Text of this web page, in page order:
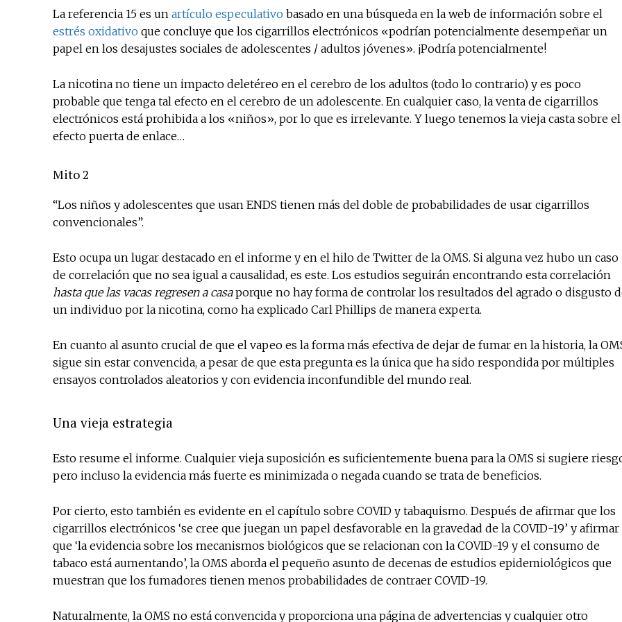
La referencia 15 es un artículo especulativo basado en una búsqueda en la web de información sobre el
estrés oxidativo que concluye que los cigarrillos electrónicos «podrían potencialmente desempeñar un
papel en los desajustes sociales de adolescentes / adultos jóvenes». ¡Podría potencialmente!
La nicotina no tiene un impacto deletéreo en el cerebro de los adultos (todo lo contrario) y es poco
probable que tenga tal efecto en el cerebro de un adolescente. En cualquier caso, la venta de cigarrillos
electrónicos está prohibida a los «niños», por lo que es irrelevante. Y luego tenemos la vieja casta sobre el
efecto puerta de enlace…
Mito 2
“Los niños y adolescentes que usan ENDS tienen más del doble de probabilidades de usar cigarrillos
convencionales”.
Esto ocupa un lugar destacado en el informe y en el hilo de Twitter de la OMS. Si alguna vez hubo un caso
de correlación que no sea igual a causalidad, es este. Los estudios seguirán encontrando esta correlación
hasta que las vacas regresen a casaporque no hay forma de controlar los resultados del agrado o disgusto
un individuo por la nicotina, como ha explicado Carl Phillips de manera experta.
En cuanto al asunto crucial de que el vapeo es la forma más efectiva de dejar de fumar en la historia, la
sigue sin estar convencida, a pesar de que esta pregunta es la única que ha sido respondida por múltiples
ensayos controlados aleatorios y con evidencia inconfundible del mundo real.
Una vieja estrategia
Esto resume el informe. Cualquier vieja suposición es suficientemente buena para la OMS si sugiere
pero incluso la evidencia más fuerte es minimizada o negada cuando se trata de beneficios.
Por cierto, esto también es evidente en el capítulo sobre COVID y tabaquismo. Después de afirmar que los
cigarrillos electrónicos ‘se cree que juegan un papel desfavorable en la gravedad de la COVID-19’ y afirmar
que ‘la evidencia sobre los mecanismos biológicos que se relacionan con la COVID-19 y el consumo de
tabaco está aumentando’, la OMS aborda el pequeño asunto de decenas de estudios epidemiológicos que
muestran que los fumadores tienen menos probabilidades de contraer COVID-19.
Naturalmente, la OMS no está convencida y proporciona una página de advertencias y cualquier otro